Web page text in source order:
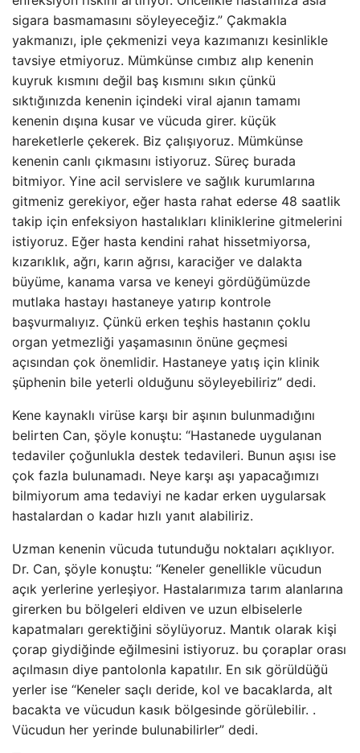
sigara basmamasını söyleyeceğiz.” Çakmakla
yakmanızı, iple çekmenizi veya kazımanızı kesinlikle
tavsiye etmiyoruz. Mümkünse cımbız alıp kenenin
kuyruk kısmını değil baş kısmını sıkın çünkü
sıktığınızda kenenin içindeki viral ajanın tamamı
kenenin dışına kusar ve vücuda girer. küçük
hareketlerle çekerek. Biz çalışıyoruz. Mümkünse
kenenin canlı çıkmasını istiyoruz. Süreç burada
bitmiyor. Yine acil servislere ve sağlık kurumlarına
gitmeniz gerekiyor, eğer hasta rahat ederse 48 saatlik
takip için enfeksiyon hastalıkları kliniklerine gitmelerini
istiyoruz. Eğer hasta kendini rahat hissetmiyorsa,
kızarıklık, ağrı, karın ağrısı, karaciğer ve dalakta
büyüme, kanama varsa ve keneyi gördüğümüzde
mutlaka hastayı hastaneye yatırıp kontrole
başvurmalıyız. Çünkü erken teşhis hastanın çoklu
organ yetmezliği yaşamasının önüne geçmesi
açısından çok önemlidir. Hastaneye yatış için klinik
şüphenin bile yeterli olduğunu söyleyebiliriz” dedi.
Kene kaynaklı virüse karşı bir aşının bulunmadığını
belirten Can, şöyle konuştu: “Hastanede uygulanan
tedaviler çoğunlukla destek tedavileri. Bunun aşısı ise
çok fazla bulunamadı. Neye karşı aşı yapacağımızı
bilmiyorum ama tedaviyi ne kadar erken uygularsak
hastalardan o kadar hızlı yanıt alabiliriz.
Uzman kenenin vücuda tutunduğu noktaları açıklıyor.
Dr. Can, şöyle konuştu: “Keneler genellikle vücudun
açık yerlerine yerleşiyor. Hastalarımıza tarım alanlarına
girerken bu bölgeleri eldiven ve uzun elbiselerle
kapatmaları gerektiğini söylüyoruz. Mantık olarak kişi
çorap giydiğinde eğilmesini istiyoruz. bu çoraplar orası
açılmasın diye pantolonla kapatılır. En sık görüldüğü
yerler ise “Keneler saçlı deride, kol ve bacaklarda, alt
bacakta ve vücudun kasık bölgesinde görülebilir. .
Vücudun her yerinde bulunabilirler” dedi.